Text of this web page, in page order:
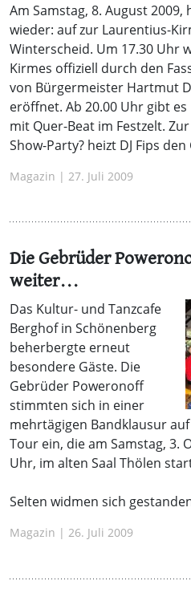
Am Samstag, 8. August 2009,
wieder: auf zur Laurentius-
Winterscheid. Um 17.30 Uhr
Kirmes offiziell durch den
von Bürgermeister Hartmut
eröffnet. Ab 20.00 Uhr gibt es
mit Quer-Beat im Festzelt.
Show-Party? heizt DJ Fips
Magazin | 27. Juli 2009
Die Gebrüder
weiter...
Das Kultur- und Tanzcafe
Berghof in Schönenberg
beherbergte erneut
besondere Gäste. Die
Gebrüder Poweronoff
stimmten sich in einer
mehrtägigen Bandklausur
Tour ein, die am Samstag, 3.
Uhr, im alten Saal Thölen
Selten widmen sich
Magazin | 26. Juli 2009